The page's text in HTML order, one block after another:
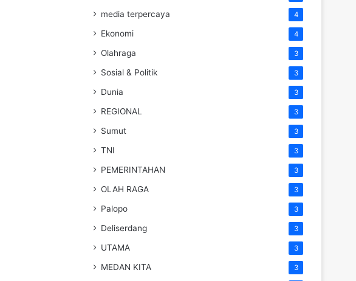
media terpercaya 4
Ekonomi 4
Olahraga 3
Sosial & Politik 3
Dunia 3
REGIONAL 3
Sumut 3
TNI 3
PEMERINTAHAN 3
OLAH RAGA 3
Palopo 3
Deliserdang 3
UTAMA 3
MEDAN KITA 3